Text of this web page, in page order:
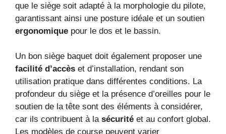
que le siège soit adapté à la morphologie du pilote,
garantissant ainsi une posture idéale et un soutien
ergonomique pour le dos et le bassin.
Un bon siège baquet doit également proposer une
facilité d’accès et d’installation, rendant son
utilisation pratique dans différentes conditions. La
profondeur du siège et la présence d’oreilles pour le
soutien de la tête sont des éléments à considérer,
car ils contribuent à la sécurité et au confort global.
Les modèles de course peuvent varier